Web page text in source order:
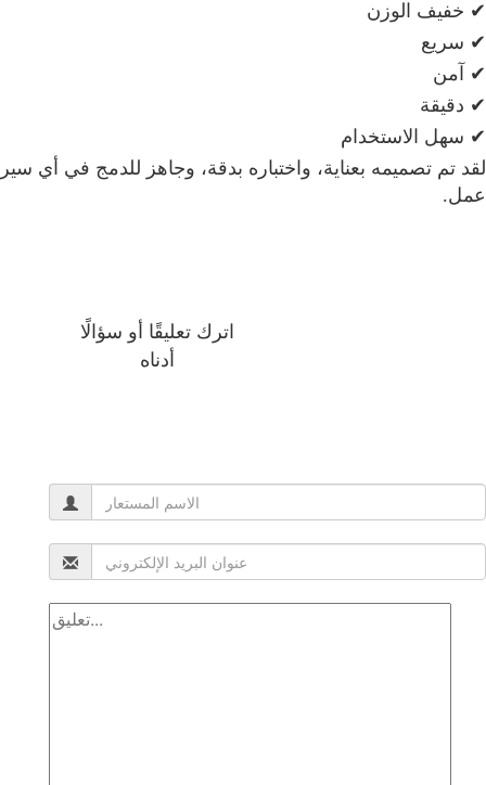
✔ خفيف الوزن
✔ سريع
✔ آمن
✔ دقيقة
✔ سهل الاستخدام
لقد تم تصميمه بعناية، واختباره بدقة، وجاهز للدمج في أي سير
عمل.
اترك تعليقًا أو سؤالًا
أدناه